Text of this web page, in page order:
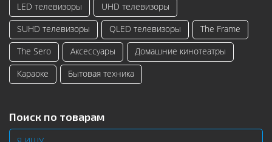
LED телевизоры
UHD телевизоры
SUHD телевизоры
QLED телевизоры
The Frame
The Sero
Аксессуары
Домашние кинотеатры
Караоке
Бытовая техника
Поиск по товарам